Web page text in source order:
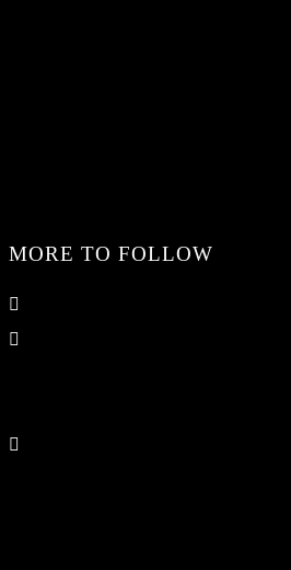
MORE TO FOLLOW